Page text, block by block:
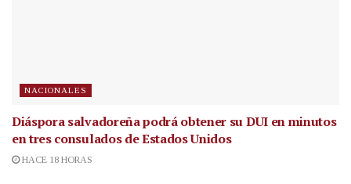
NACIONALES
Diáspora salvadoreña podrá obtener su DUI en minutos
en tres consulados de Estados Unidos
HACE 18 HORAS